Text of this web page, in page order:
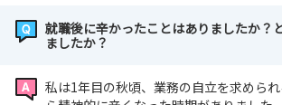
就職後に辛かったことはありましたか？
ましたか？
私は1年目の秋頃、業務の自立を求めら